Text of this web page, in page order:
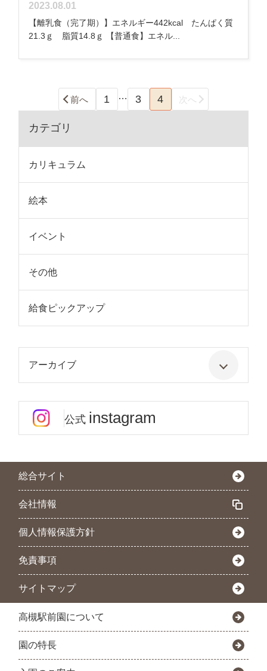
2023.08.01
【離乳食（完了期）】エネルギー442kcal たんぱく質
21.3ｇ 脂質14.8ｇ 【普通食】エネル...
前へ 1 … 3 4 次へ
カテゴリ
カリキュラム
絵本
イベント
その他
給食ピックアップ
アーカイブ
公式 instagram
総合サイト
会社情報
個人情報保護方針
免責事項
サイトマップ
高槻駅前園について
園の特長